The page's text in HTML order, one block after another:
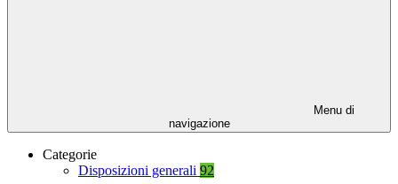
Menu di
navigazione
Categorie
Disposizioni generali 92